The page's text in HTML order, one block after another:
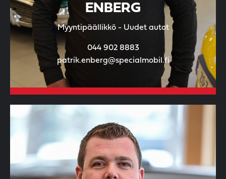
ENBERG
Myyntipäällikkö - Uudet autot
044 902 8883
patrik.enberg@specialmobil.fi